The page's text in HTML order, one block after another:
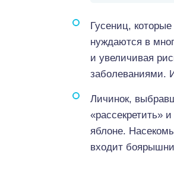
Гусениц,
нуждаются в
и увеличивая
заболеваниями.
Личинок,
«рассекретить»
яблоне.
входит